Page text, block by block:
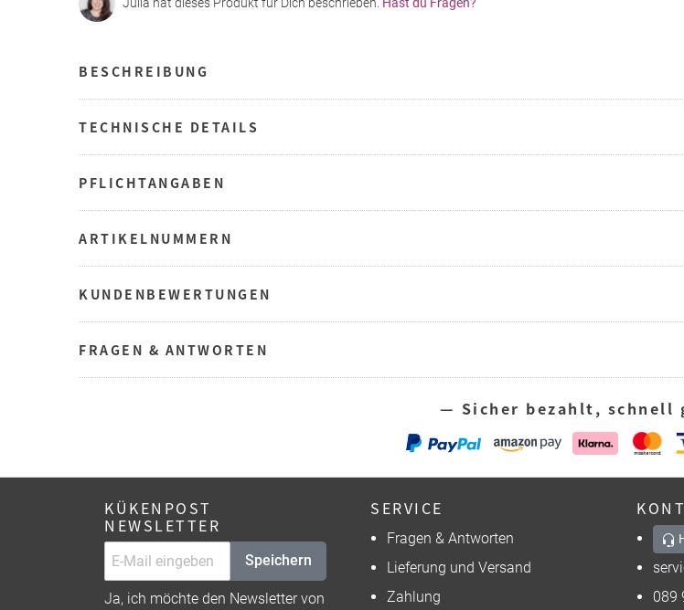
BESCHREIBUNG
TECHNISCHE DETAILS
PFLICHTANGABEN
ARTIKELNUMMERN
KUNDENBEWERTUNGEN
FRAGEN & ANTWORTEN
— Sicher bezahlt,
KÜKENPOST
NEWSLETTER
Speichern
Ja, ich möchte den Newsletter von
SERVICE
Fragen & Antworten
Lieferung und Versand
Zahlung
089